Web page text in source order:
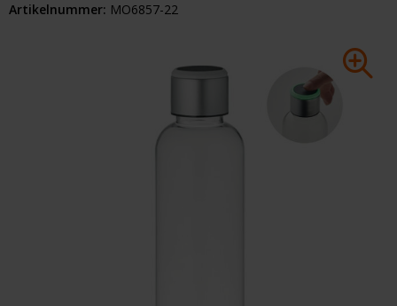
Tassen & Reizen
Kerst
Alle merken
Artikelnummer: MO6857-22